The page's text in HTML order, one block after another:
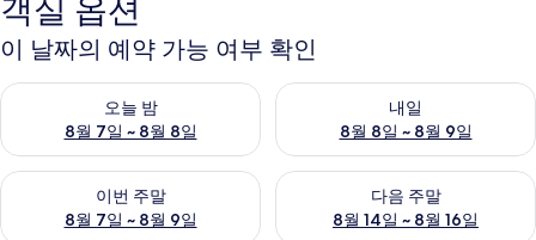
객실 옵션
이 날짜의 예약 가능 여부 확인
오늘 밤
8월 7일 ~ 8월 8일
오늘 밤 예약 가능 여부 확인, 8월 7일 ~ 8월 8일
내일
8월 8일 ~ 8월 9일
내일 예약 가능 여부 확인, 8월
이번 주말
8월 7일 ~ 8월 9일
이번 주말 예약 가능 여부 확인, 8월 7일 ~ 8월 9일
다음 주말
8월 14일 ~ 8월 16일
다음 주말 예약 가능 여부 확인,